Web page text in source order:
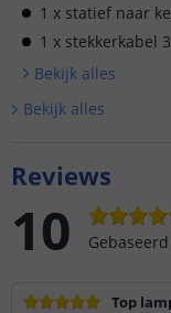
1 x statief naar
1 x stekkerkabel
Bekijk alles
Bekijk alles
Reviews
10
Top